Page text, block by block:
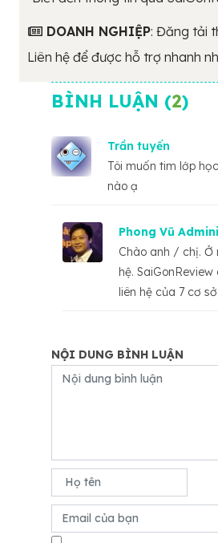
DOANH NGHIỆP: Đăng tải
Liên hệ để được hỗ trợ nhanh
BÌNH LUẬN (2)
Trần tuyến
Tôi muốn tim lớp
nào ạ
Phong Vũ
Chào anh / chị. Ở
hệ.
liên hệ của 7 cơ
NỘI DUNG BÌNH LUẬN